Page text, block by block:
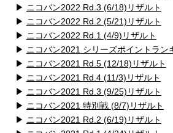
▶ ニコバン2022 Rd.3 (6/18)リザルト
▶ ニコバン2022 Rd.2 (5/21)リザルト
▶ ニコバン2022 Rd.1 (4/9)リザルト
▶ ニコバン2021 シリーズポイントラン
▶ ニコバン2021 Rd.5 (12/18)リザルト
▶ ニコバン2021 Rd.4 (11/3)リザルト
▶ ニコバン2021 Rd.3 (9/25)リザルト
▶ ニコバン2021 特別戦 (8/7)リザルト
▶ ニコバン2021 Rd.2 (6/19)リザルト